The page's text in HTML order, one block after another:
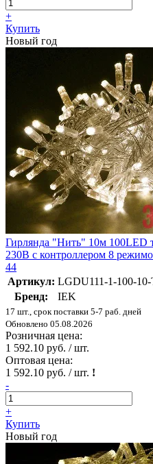
+
Купить
Новый год
Гирлянда "Нить" 10м 100LED
230В с контроллером 8
44
Артикул: LGDU111-1-100-10-
Бренд:
IEK
17 шт., срок поставки 5-7 раб. дней
Обновлено 05.08.2026
Розничная цена:
1 592.10 руб. / шт.
Оптовая цена:
1 592.10 руб. / шт. !
-
+
Купить
Новый год